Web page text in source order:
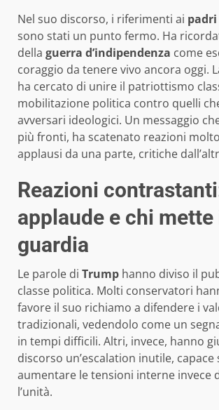
Nel suo discorso, i riferimenti ai
sono stati un punto fermo. Ha
della guerra d’indipendenza come
coraggio da tenere vivo ancora oggi.
ha cercato di unire il patriottismo
mobilitazione politica contro quelli
avversari ideologici. Un messaggio
più fronti, ha scatenato reazioni
applausi da una parte, critiche
Reazioni
applaude e chi mette
guardia
Le parole di Trump hanno diviso il
classe politica. Molti conservatori
favore il suo richiamo a difendere i
tradizionali, vedendolo come un
in tempi difficili. Altri, invece, hanno
discorso un’escalation inutile, capace
aumentare le tensioni interne invece
l’unità.